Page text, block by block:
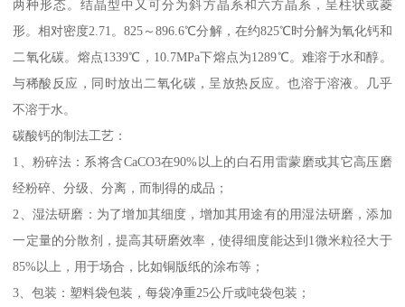
两种形态。结晶型中又可分为斜方晶系和六方晶系，呈柱状或菱
形。相对密度2.71。825～896.6℃分解，在约825℃时分解为氧化钙和
二氧化碳。熔点1339℃，10.7MPa下熔点为1289℃。难溶于水和醇。
与稀酸反应，同时放出二氧化碳，呈放热反应。也溶于溶液。几乎
不溶于水。
碳酸钙的制法工艺：
1、粉碎法：系将含CaCO3在90%以上的白石用雷蒙磨或其它高压磨
经粉碎、分级、分离，而制得的成品；
2、湿法研磨：为了增加其细度，增加其用途有的用湿法研磨，添加
一定量的分散剂，提高其研磨效率，使得细度能达到1微米粒径大于
85%以上，用于场合，比如铜版纸的涂布等；
3、包装：塑料袋包装，每袋净重25公斤或吨袋包装；